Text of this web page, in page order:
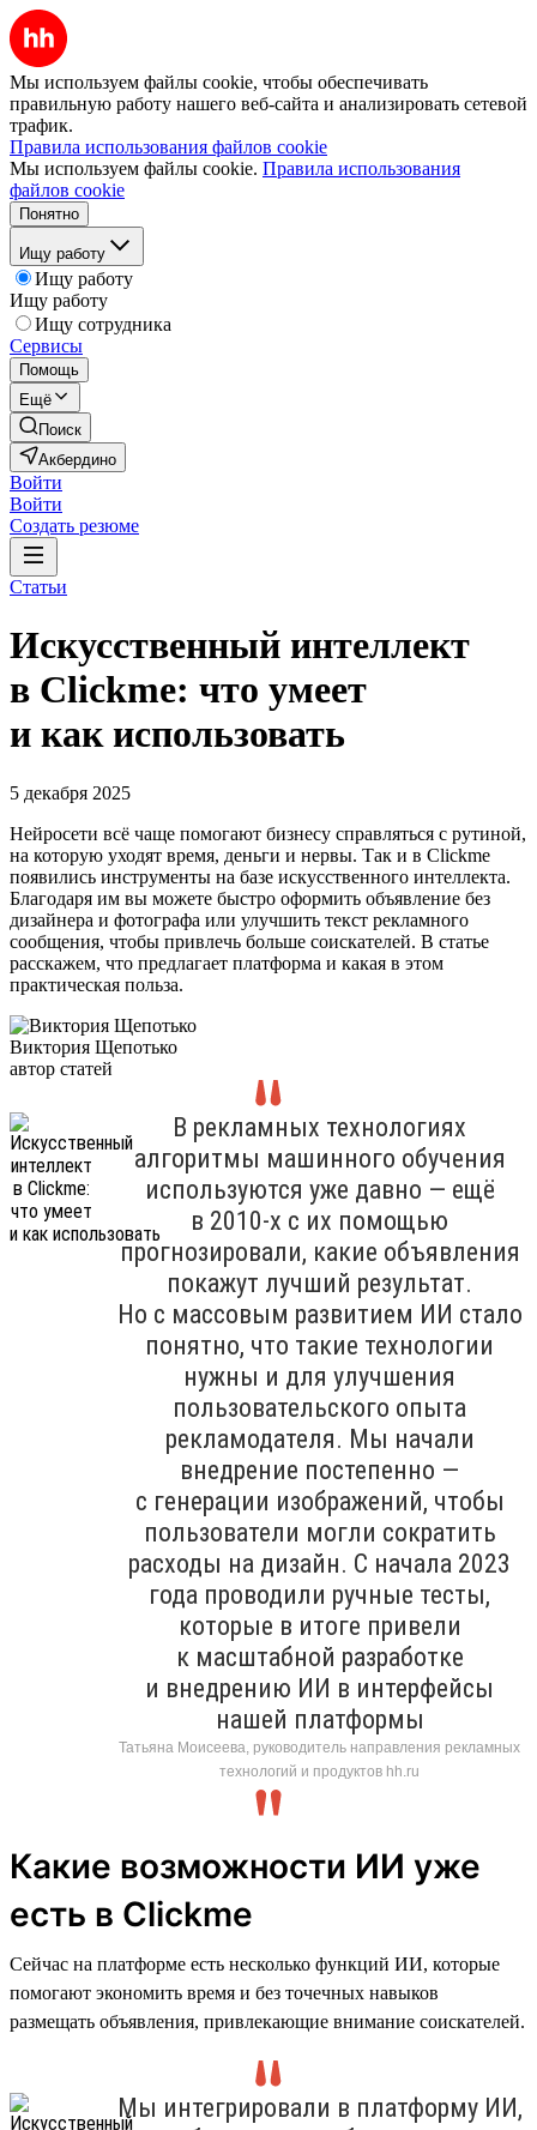
Мы используем файлы cookie, чтобы обеспечивать
правильную работу нашего веб-сайта и анализировать сетевой
трафик.
Правила использования файлов cookie
Мы используем файлы cookie. Правила использования
файлов cookie
Понятно
Ищу работу
Ищу работу
Ищу работу
Ищу сотрудника
Сервисы
Помощь
Ещё
Поиск
Акбердино
Войти
Войти
Создать резюме
Статьи
Искусственный интеллект
в Clickme: что умеет
и как использовать
5 декабря 2025
Нейросети всё чаще помогают бизнесу справляться с рутиной,
на которую уходят время, деньги и нервы. Так и в Clickme
появились инструменты на базе искусственного интеллекта.
Благодаря им вы можете быстро оформить объявление без
дизайнера и фотографа или улучшить текст рекламного
сообщения, чтобы привлечь больше соискателей. В статье
расскажем, что предлагает платформа и какая в этом
практическая польза.
Виктория Щепотько
автор статей
В рекламных технологиях
алгоритмы машинного обучения
используются уже давно — ещё
в 2010-х с их помощью
прогнозировали, какие объявления
покажут лучший результат.
Но с массовым развитием ИИ стало
понятно, что такие технологии
нужны и для улучшения
пользовательского опыта
рекламодателя. Мы начали
внедрение постепенно —
с генерации изображений, чтобы
пользователи могли сократить
расходы на дизайн. С начала 2023
года проводили ручные тесты,
которые в итоге привели
к масштабной разработке
и внедрению ИИ в интерфейсы
нашей платформы
Татьяна Моисеева, руководитель направления рекламных
технологий и продуктов hh.ru
Какие возможности ИИ уже
есть в Clickme
Сейчас на платформе есть несколько функций ИИ, которые
помогают экономить время и без точечных навыков
размещать объявления, привлекающие внимание соискателей.
Мы интегрировали в платформу ИИ,